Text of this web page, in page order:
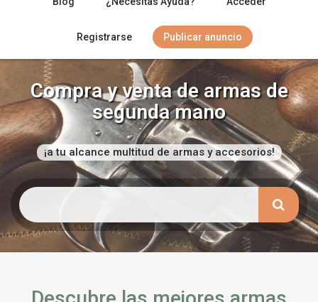
Registrarse Publicar anuncio
RIFLES
ESCOPETAS
ARMAS CORTAS
TIRO Y COMPETICIÓN
AIRE COMPRIMIDO
OTRAS ARMAS
Compra y venta de armas de
segunda mano
¡a tu alcance multitud de armas y accesorios!